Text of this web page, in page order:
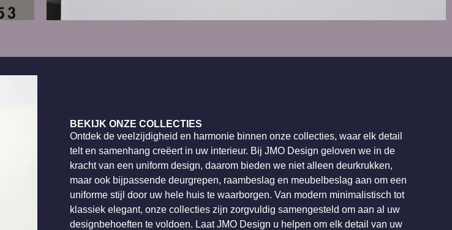
M&T
BEKIJK ONZE COLLECTIES
Ontdek de veelzijdigheid en harmonie binnen onze collecties, waar elk detail
telt en samenhang creëert in uw interieur. Bij JMO Design geloven we in de
kracht van een uniform design, daarom bieden we niet alleen deurkrukken,
maar ook bijpassende deurgrepen, raambeslag en meubelbeslag aan om een
uniforme stijl door uw hele huis te waarborgen. Van modern minimalistisch tot
klassiek elegant, onze collecties zijn zorgvuldig samengesteld om aan al uw
designbehoeften te voldoen. Laat JMO Design u helpen om elk detail van uw